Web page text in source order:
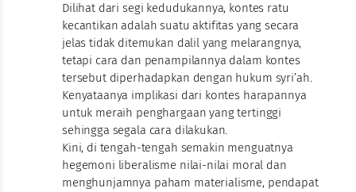
Dilihat dari segi kedudukannya, kontes ratu
kecantikan adalah suatu aktifitas yang secara
jelas tidak ditemukan dalil yang melarangnya,
tetapi cara dan penampilannya dalam kontes
tersebut diperhadapkan dengan hukum syri’ah.
Kenyataanya implikasi dari kontes harapannya
untuk meraih penghargaan yang tertinggi
sehingga segala cara dilakukan.
Kini, di tengah-tengah semakin menguatnya
hegemoni liberalisme nilai-nilai moral dan
menghunjamnya paham materialisme, pendapat